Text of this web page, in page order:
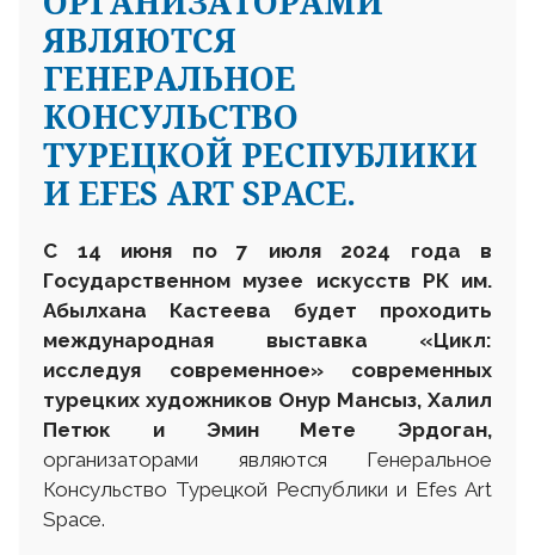
ЯВЛЯЮТСЯ
ГЕНЕРАЛЬНОЕ
КОНСУЛЬСТВО
ТУРЕЦКОЙ РЕСПУБЛИКИ
И EFES ART SPACE.
C 14 июня по 7 июля 2024 года в
Государственном музее искусств РК им.
Абылхана Кастеева будет проходить
международная выставка «Цикл:
исследуя современное» современных
турецких художников Онур Мансыз, Халил
Петюк и Эмин Мете Эрдоган,
организаторами являются Генеральное
Консульство Турецкой Республики и Efes Art
Space.